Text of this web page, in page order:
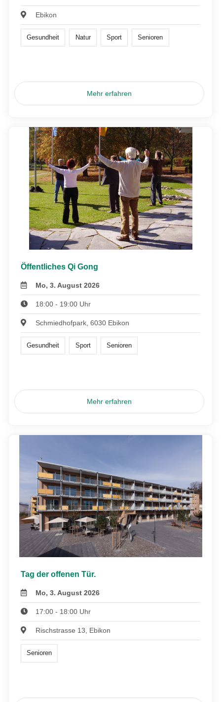
Ebikon
Gesundheit Natur Sport Senioren
Mehr erfahren
Öffentliches Qi Gong
Mo, 3. August 2026
18:00 - 19:00 Uhr
Schmiedhofpark, 6030 Ebikon
Gesundheit Sport Senioren
Mehr erfahren
Tag der offenen Tür.
Mo, 3. August 2026
17:00 - 18:00 Uhr
Rischstrasse 13, Ebikon
Senioren